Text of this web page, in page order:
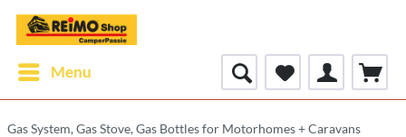
Menu
Gas System, Gas Stove, Gas Bottles for Motorhomes + Caravans